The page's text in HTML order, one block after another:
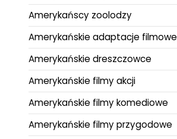
Amerykańscy zoolodzy
Amerykańskie adaptacje filmowe
Amerykańskie dreszczowce
Amerykańskie filmy akcji
Amerykańskie filmy komediowe
Amerykańskie filmy przygodowe